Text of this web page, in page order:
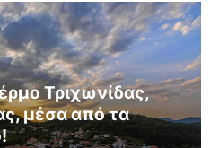
Τριχωνίδας,
μέσα από τα